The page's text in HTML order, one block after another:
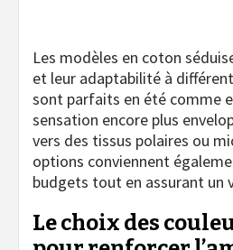
Les modèles en coton
et leur adaptabilité à
sont parfaits en été comme
sensation encore plus
vers des tissus polaires ou
options conviennent
budgets tout en assurant un
Le choix des